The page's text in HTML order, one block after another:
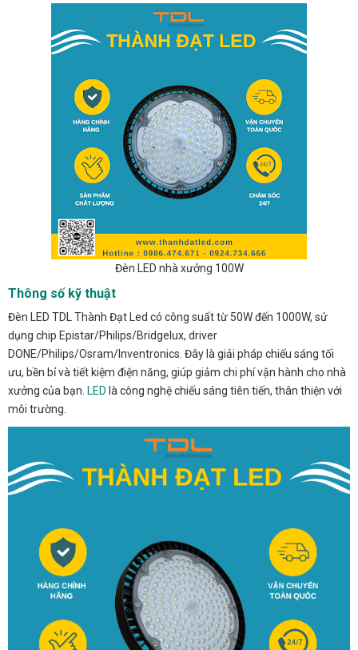
Đèn LED nhà xưởng 100W
Thông số kỹ thuật
Đèn LED TDL Thành Đạt Led có công suất từ 50W đến 1000W, sử
dụng chip Epistar/Philips/Bridgelux, driver
DONE/Philips/Osram/Inventronics. Đây là giải pháp chiếu sáng tối
ưu, bền bỉ và tiết kiệm điện năng, giúp giảm chi phí vận hành cho nhà
xưởng của bạn. LED là công nghệ chiếu sáng tiên tiến, thân thiện với
môi trường.